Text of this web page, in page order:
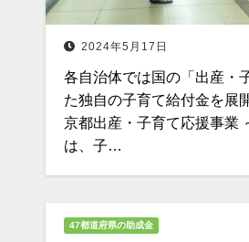
2024年5月17日
各自治体では国の「出産・
た独自の子育て給付金を展
京都出産・子育て応援事業
は、子…
47都道府県の助成金